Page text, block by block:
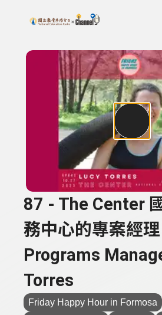
上方功能區塊
搜尋關鍵字：可輸入節目名稱、主
87 - The Center
務中心的專案經理
Programs
Torres
Friday Happy Hour in Formosa